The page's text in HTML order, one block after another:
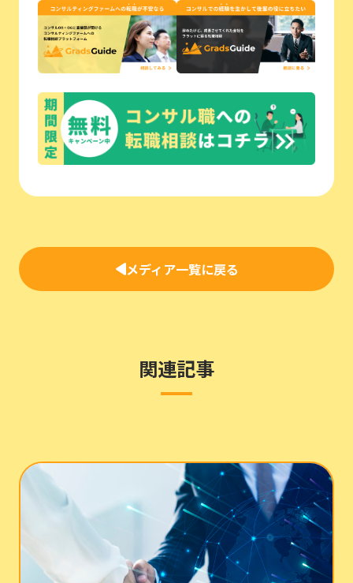
メディア一覧に戻る
関連記事